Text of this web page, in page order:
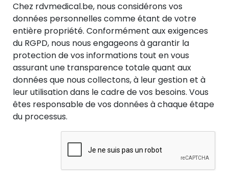
Chez rdvmedical.be, nous considérons vos
données personnelles comme étant de votre
entière propriété. Conformément aux exigences
du RGPD, nous nous engageons à garantir la
protection de vos informations tout en vous
assurant une transparence totale quant aux
données que nous collectons, à leur gestion et à
leur utilisation dans le cadre de vos besoins. Vous
êtes responsable de vos données à chaque étape
du processus.